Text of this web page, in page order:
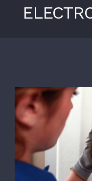
Ver
imagen
más
grande